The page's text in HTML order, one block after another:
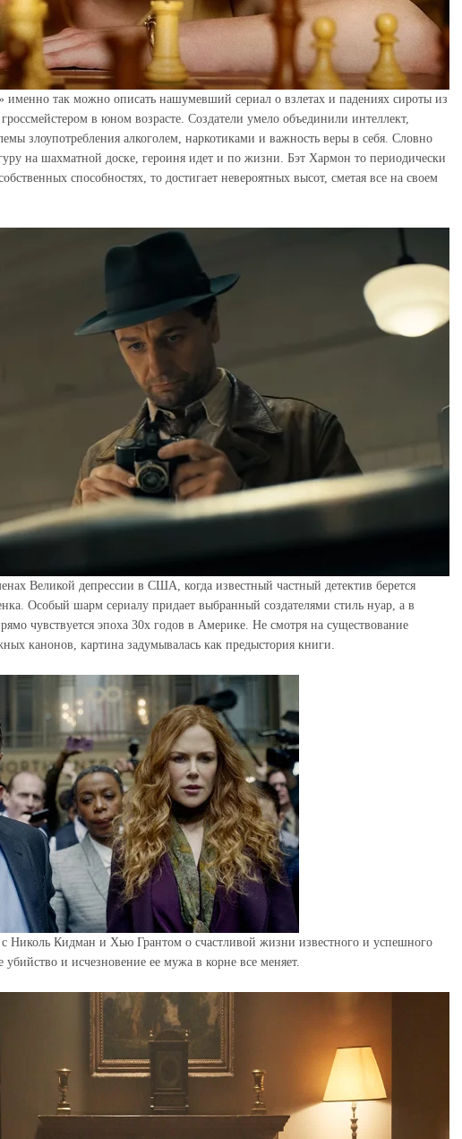
именно так можно описать нашумевший сериал о взлетах и падениях сироты из
в юном возрасте. Создатели умело объединили интеллект,
злоупотребления алкоголем, наркотиками и важность веры в себя. Словно
на шахматной доске, героиня идет и по жизни. Бэт Хармон то периодически
способностях, то достигает невероятных высот, сметая все на своем
Великой депрессии в США, когда известный частный детектив берется
Особый шарм сериалу придает выбранный создателями стиль нуар, а в
чувствуется эпоха 30х годов в Америке. Не смотря на существование
канонов, картина задумывалась как предыстория книги.
Николь Кидман и Хью Грантом о счастливой жизни известного и успешного
убийство и исчезновение ее мужа в корне все меняет.